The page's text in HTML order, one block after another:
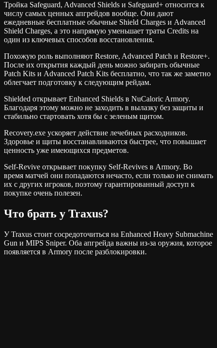
Тройка Safeguard, Advanced Shields и Safeguard+ относится к
числу самых ценных апгрейдов вообще. Они дают
ежедневные бесплатные обычные Shield Charges и Advanced
Shield Charges, а это напрямую уменьшает траты Credits на
один из ключевых способов восстановления.
Похожую роль выполняют Restore, Advanced Patch и Restore+.
После их открытия каждый день можно забирать обычные
Patch Kits и Advanced Patch Kits бесплатно, что так же заметно
облегчает подготовку к следующим рейдам.
Shielded открывает Enhanced Shields в NuCaloric Armory.
Благодаря этому можно не заходить в вылазку без защиты и
стабильно стартовать хотя бы с зеленым щитом.
Recovery.exe ускоряет действие лечебных расходников.
Здоровье и щиты восстанавливаются быстрее, что повышает
ценность уже имеющихся предметов.
Self-Revive открывает покупку Self-Revives в Armory. Во
время матчей они попадаются нечасто, если только не снимать
их с других игроков, поэтому гарантированный доступ к
покупке очень полезен.
Что брать у Traxus?
У Traxus стоит сосредоточиться на Enhanced Heavy Submachine
Gun и MIPS Sniper. Оба апгрейда важны из-за оружия, которое
появляется в Armory после разблокировки.